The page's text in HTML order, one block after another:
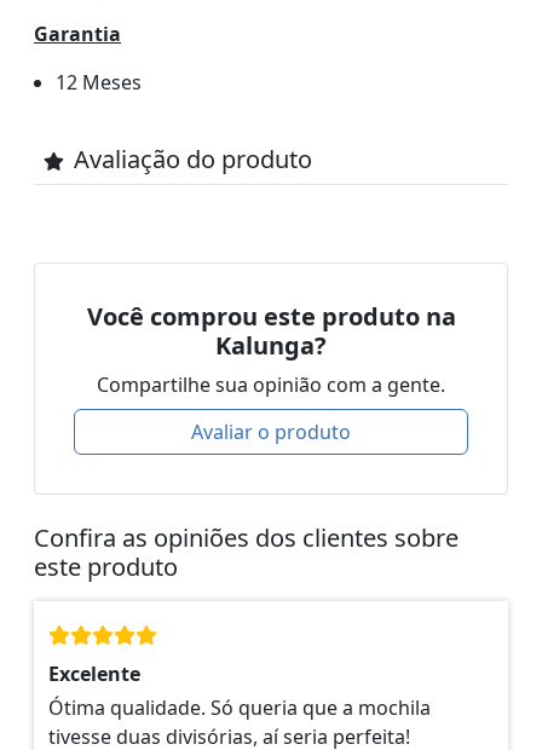
Garantia
12 Meses
Avaliação do produto
Você comprou este produto na
Kalunga?
Compartilhe sua opinião com a gente.
Avaliar o produto
Confira as opiniões dos clientes sobre
este produto
Excelente
Ótima qualidade. Só queria que a mochila
tivesse duas divisórias, aí seria perfeita!